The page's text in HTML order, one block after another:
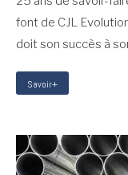
font de CJL
doit son succès à
Savoir+